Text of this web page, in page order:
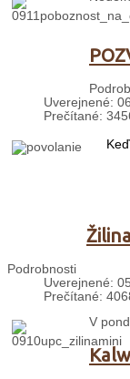
Uverejnené:
Prečítané:
Podrobnosti
Uverejnené:
Prečítané:
V